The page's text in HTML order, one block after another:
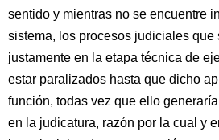
sentido y mientras no se encuentre
sistema, los procesos judiciales que
justamente en la etapa técnica de
estar paralizados hasta que dicho
función, todas vez que ello
en la judicatura, razón por la cual y